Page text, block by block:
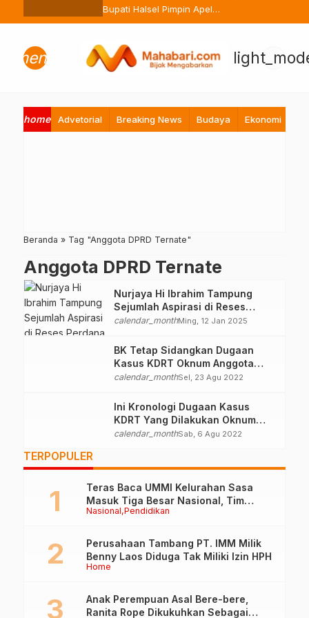
Ternate Buang Sembarangan
Bupati Halsel Pimpin Apel
Perdana Pasca Lebaran, Tekan
menu
home Advetorial Breaking News Budaya Ekonomi
Beranda » Tag "Anggota DPRD Ternate"
Anggota DPRD Ternate
Nurjaya Hi Ibrahim Tampung
Sejumlah Aspirasi di Reses
Perdana
calendar_monthMing, 12 Jan 2025
BK Tetap Sidangkan Dugaan
Kasus KDRT Oknum Anggota
DPRD Ternate
calendar_monthSel, 23 Agu 2022
Ini Kronologi Dugaan Kasus
KDRT Yang Dilakukan Oknum
Anggota DPRD Ternate
calendar_monthSab, 6 Agu 2022
TERPOPULER
Nasional Pendidikan
Teras Baca UMMI Kelurahan Sasa
Masuk Tiga Besar Nasional, Tim
Penilai Lakukan Visitasi di Ternate
Home
Perusahaan Tambang PT. IMM Milik
Benny Laos Diduga Tak Miliki Izin HPH
Anak Perempuan Asal Bere-bere,
Ranita Rope Dikukuhkan Sebagai